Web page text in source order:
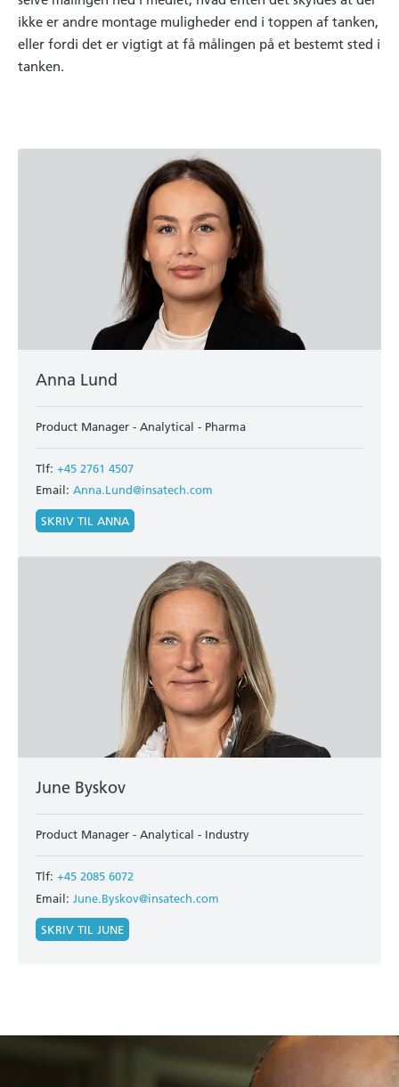
ikke er andre montage muligheder end i toppen af tanken,
eller fordi det er vigtigt at få målingen på et bestemt sted i
tanken.
Anna Lund
Product Manager - Analytical - Pharma
Tlf: +45 2761 4507
Email: Anna.Lund@insatech.com
SKRIV TIL ANNA
June Byskov
Product Manager - Analytical - Industry
Tlf: +45 2085 6072
Email: June.Byskov@insatech.com
SKRIV TIL JUNE